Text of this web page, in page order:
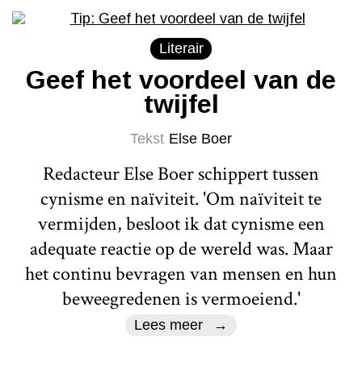
Literair
Geef het voordeel van de
twijfel
Tekst Else Boer
Redacteur Else Boer schippert tussen
cynisme en naïviteit. 'Om naïviteit te
vermijden, besloot ik dat cynisme een
adequate reactie op de wereld was. Maar
het continu bevragen van mensen en hun
beweegredenen is vermoeiend.'
Lees meer